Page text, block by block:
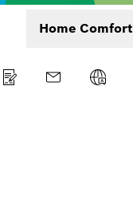
Home Comfort